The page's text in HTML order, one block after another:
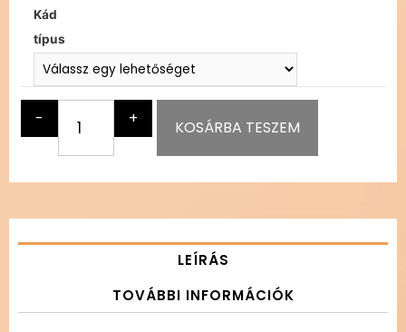
Kád
típus
- + KOSÁRBA TESZEM
LEÍRÁS
TOVÁBBI INFORMÁCIÓK